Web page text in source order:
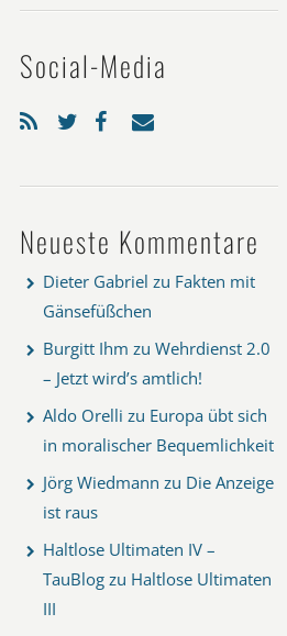
Social-Media
Neueste Kommentare
Dieter Gabriel zu Fakten mit
Gänsefüßchen
Burgitt Ihm zu Wehrdienst 2.0
– Jetzt wird’s amtlich!
Aldo Orelli zu Europa übt sich
in moralischer Bequemlichkeit
Jörg Wiedmann zu Die Anzeige
ist raus
Haltlose Ultimaten IV –
TauBlog zu Haltlose Ultimaten
III